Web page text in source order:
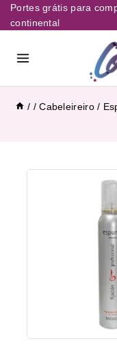
Portes grátis para
continental
/ / Cabeleireiro /